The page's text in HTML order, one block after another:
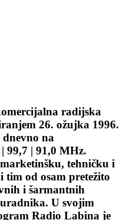
radijska
26. ožujka 1996.
na
99,7 | 91,0 MHz.
tehničku i
od osam pretežito
i šarmantnih
U svojim
Radio Labina je